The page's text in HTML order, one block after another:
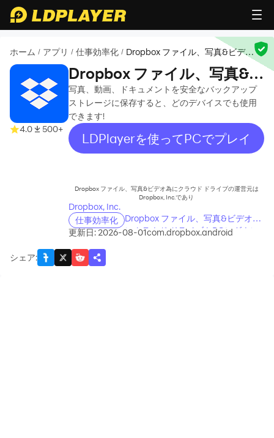
ホーム / アプリ / 仕事効率化 / Dropbox ファイル、写真&ビデオ
4.0 500+
Dropbox ファイル、写真&ビ
デオ為にクラウド ドライブ
写真、動画、ドキュメントを安全なバックアップ
ストレージに保存すると、どのデバイスでも使用
できます!
LDPlayerを使ってPCでプレイ
recommend
Dropbox ファイル、写真&ビデオ為にクラウド ドライブの運営元は
Dropbox, Inc.であり
Dropbox, Inc.
仕事効率化
Dropbox ファイル、写真&ビデオ為
にクラウド ドライブをPCにダウン
更新日: 2026-08-01com.dropbox.android
シェア: